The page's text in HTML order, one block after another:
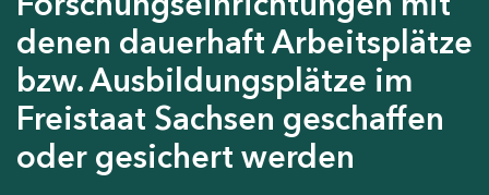
denen dauerhaft Arbeitsplätze
bzw. Ausbildungsplätze im
Freistaat Sachsen geschaffen
oder gesichert werden